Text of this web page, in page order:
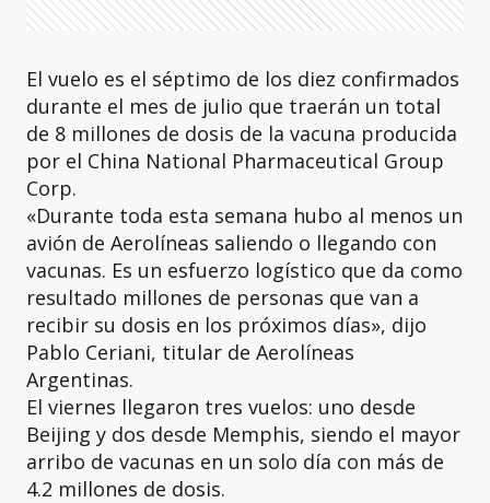
El vuelo es el séptimo de los diez confirmados
durante el mes de julio que traerán un total
de 8 millones de dosis de la vacuna producida
por el China National Pharmaceutical Group
Corp.
«Durante toda esta semana hubo al menos un
avión de Aerolíneas saliendo o llegando con
vacunas. Es un esfuerzo logístico que da como
resultado millones de personas que van a
recibir su dosis en los próximos días», dijo
Pablo Ceriani, titular de Aerolíneas
Argentinas.
El viernes llegaron tres vuelos: uno desde
Beijing y dos desde Memphis, siendo el mayor
arribo de vacunas en un solo día con más de
4.2 millones de dosis.